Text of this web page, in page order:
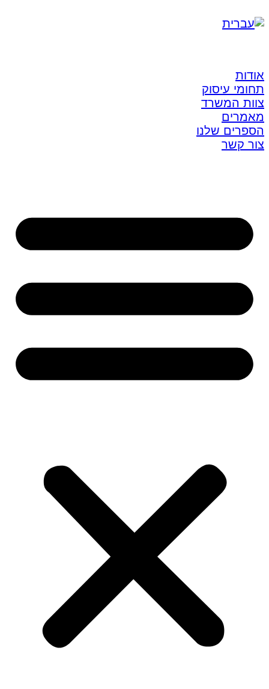
אודות
תחומי עיסוק
צוות המשרד
מאמרים
הספרים שלנו
צור קשר